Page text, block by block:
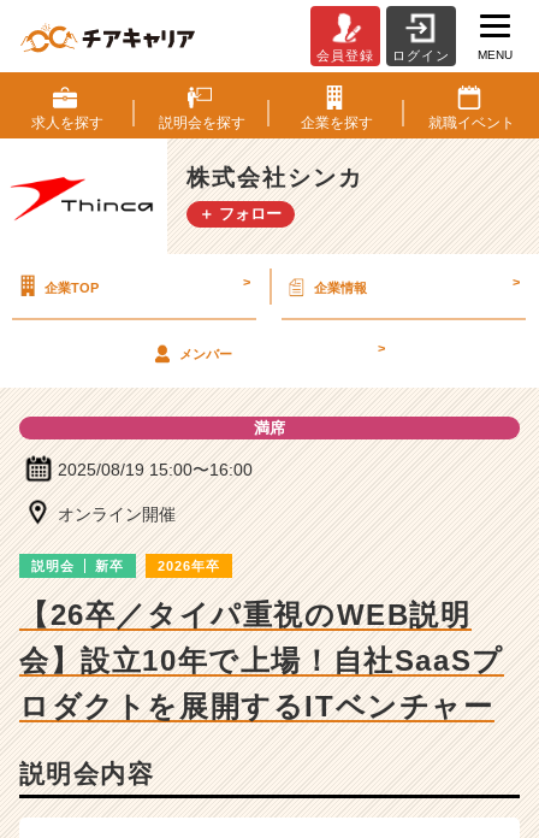
式
会
社
シ
ン
カ
会
|
ベ
ン
チ
長
業
か
ら
ス
カ
が
届
会員登録 ログイン MENU
求人を探す 説明会を探す 企業を探す 就職イベント
株式会社シンカ
＋ フォロー
企業TOP > 企業情報 >
メンバー >
満席
2025/08/19 15:00〜16:00
オンライン開催
説明会 新卒 2026年卒
【26卒／タイパ重視のWEB説明
会】設立10年で上場！自社SaaSプ
ロダクトを展開するITベンチャー
説明会内容